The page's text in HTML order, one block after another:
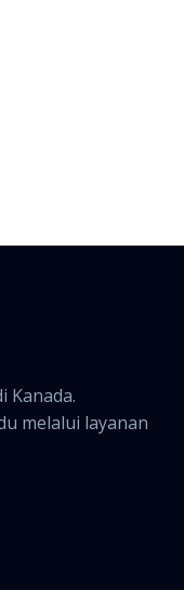
Kanada.
melalui layanan